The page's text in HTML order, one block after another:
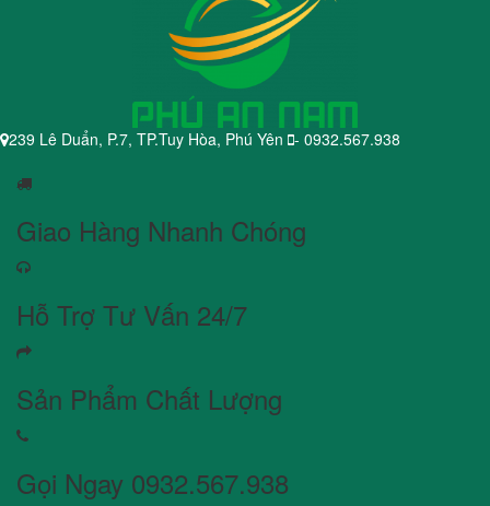
239 Lê Duẩn, P.7, TP.Tuy Hòa, Phú Yên - 0932.567.938
Giao Hàng Nhanh Chóng
Hỗ Trợ Tư Vấn 24/7
Sản Phẩm Chất Lượng
Gọi Ngay 0932.567.938